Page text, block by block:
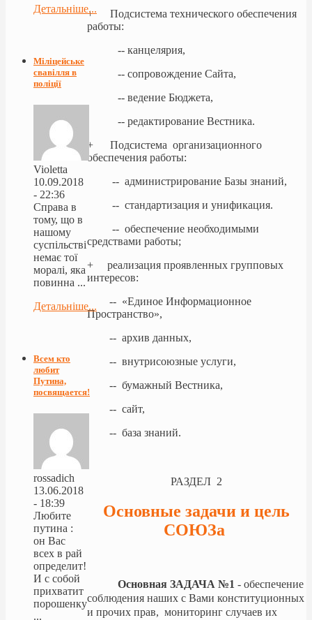
+ Подсистема технического обеспечения
работы:
-- канцелярия,
-- сопровождение Сайта,
-- ведение Бюджета,
-- редактирование Вестника.
+ Подсистема организационного
обеспечения работы:
-- администрирование Базы знаний,
-- стандартизация и унификация.
-- обеспечение необходимыми
средствами работы;
+ реализация проявленных групповых
интересов:
-- «Единое Информационное
Пространство»,
-- архив данных,
-- внутрисоюзные услуги,
-- бумажный Вестника,
-- сайт,
-- база знаний.
РАЗДЕЛ 2
Основные задачи и цель
СОЮЗа
Основная ЗАДАЧА №1 - обеспечение
соблюдения наших с Вами конституционных
и прочих прав, мониторинг случаев их
Детальніше...
Міліцейське
свавілля в
поліції
Violetta
10.09.2018
- 22:36
Справа в
тому, що в
нашому
суспільстві
немає тої
моралі, яка
повинна ...
Детальніше...
Всем кто
любит
Путина,
посвящается!
rossadich
13.06.2018
- 18:39
Любите
путина :
он Вас
всех в рай
определит!
И с собой
прихватит
порошенку
...